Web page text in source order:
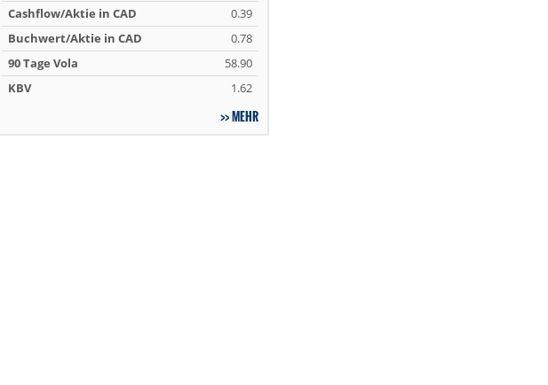
Cashflow/Aktie in CAD
0.39
Buchwert/Aktie in CAD
0.78
90 Tage Vola
58.90
KBV
1.62
MEHR